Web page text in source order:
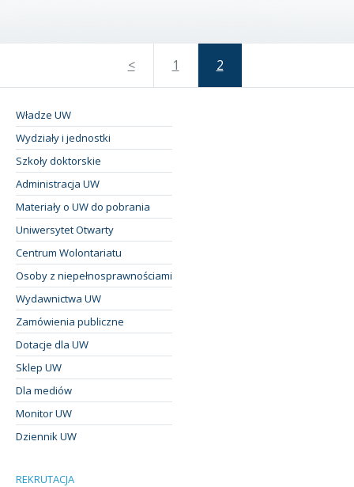
< 1 2
Władze UW
Wydziały i jednostki
Szkoły doktorskie
Administracja UW
Materiały o UW do pobrania
Uniwersytet Otwarty
Centrum Wolontariatu
Osoby z niepełnosprawnościami
Wydawnictwa UW
Zamówienia publiczne
Dotacje dla UW
Sklep UW
Dla mediów
Monitor UW
Dziennik UW
REKRUTACJA